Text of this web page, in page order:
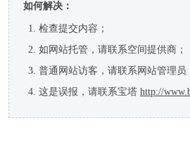
如何解决：
检查提交内容；
如网站托管，请联系空间提供商；
普通网站访客，请联系网站管理员
这是误报，请联系宝塔 http://